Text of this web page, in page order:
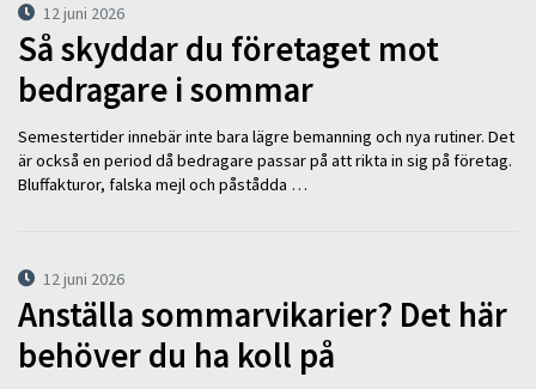
12 juni 2026
Så skyddar du företaget mot
bedragare i sommar
Semestertider innebär inte bara lägre bemanning och nya rutiner. Det
är också en period då bedragare passar på att rikta in sig på företag.
Bluffakturor, falska mejl och påstådda …
12 juni 2026
Anställa sommarvikarier? Det här
behöver du ha koll på